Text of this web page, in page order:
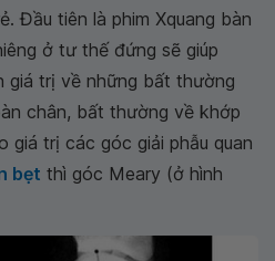
Đầu tiên là phim Xquang bàn
ở tư thế đứng sẽ giúp
giá trị về những bất thường
chân, bất thường về khớp
giá trị các góc giải phẫu quan
bẹt thì góc Meary (ở hình